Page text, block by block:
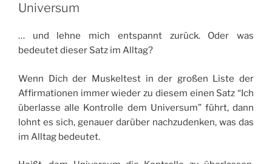
Universum
… und lehne mich entspannt zurück. Oder was
bedeutet dieser Satz im Alltag?
Wenn Dich der Muskeltest in der großen Liste der
Affirmationen immer wieder zu diesem einen Satz “Ich
überlasse alle Kontrolle dem Universum” führt, dann
lohnt es sich, genauer darüber nachzudenken, was das
im Alltag bedeutet.